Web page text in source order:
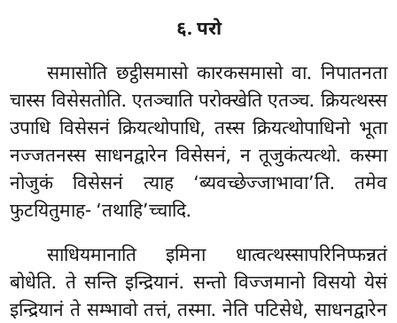
६. परो
समासोति छट्ठीसमासो कारकसमासो वा. निपातनता
चास्स विसेसतोति. एतञ्चाति परोक्खेति एतञ्च. क्रियत्थस्स
उपाधि विसेसनं क्रियत्थोपाधि, तस्स क्रियत्थोपाधिनो भूता
नज्जतनस्स साधनद्वारेन विसेसनं, न तूजुकंत्यत्थो. कस्मा
नोजुकं विसेसनं त्याह ‘ब्यवच्छेज्जाभावा’ति. तमेव
फुटयितुमाह- ‘तथाहि’च्चादि.
साधियमानाति इमिना धात्वत्थस्सापरिनिप्फन्नतं
बोधेति. ते सन्ति इन्द्रियानं. सन्तो विज्जमानो विसयो येसं
इन्द्रियानं ते सम्भावो तत्तं, तस्मा. नेति पटिसेधे, साधनद्वारेन